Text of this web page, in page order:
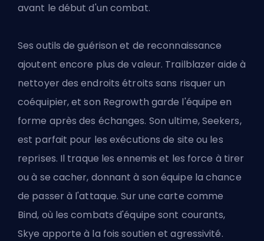
avant le début d'un combat.
Ses outils de guérison et de reconnaissance
ajoutent encore plus de valeur. Trailblazer aide à
nettoyer des endroits étroits sans risquer un
coéquipier, et son Regrowth garde l'équipe en
forme après des échanges. Son ultime, Seekers,
est parfait pour les exécutions de site ou les
reprises. Il traque les ennemis et les force à tirer
ou à se cacher, donnant à son équipe la chance
de passer à l'attaque. Sur une carte comme
Bind, où les combats d'équipe sont courants,
Skye apporte à la fois soutien et agressivité.